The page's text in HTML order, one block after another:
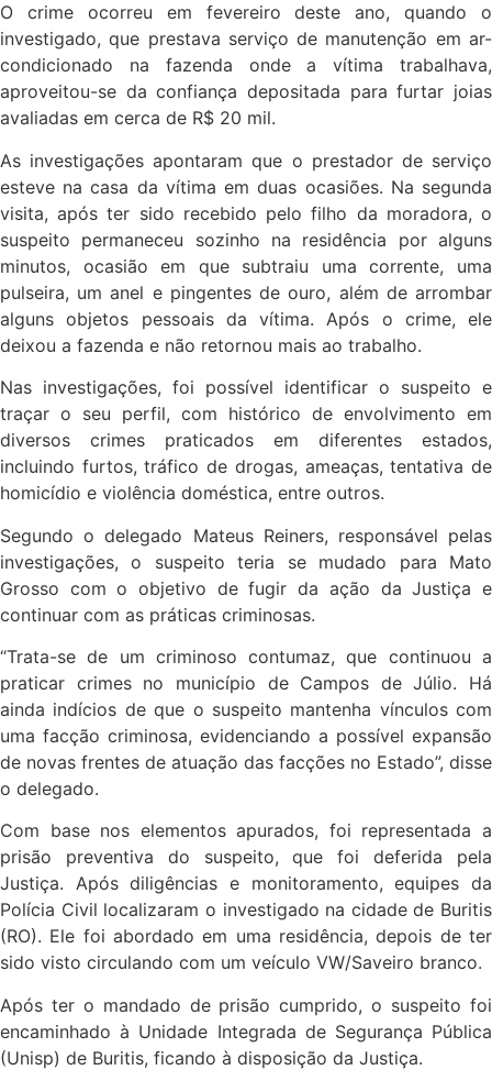
O crime ocorreu em fevereiro deste ano, quando o
investigado, que prestava serviço de manutenção em ar-
condicionado na fazenda onde a vítima trabalhava,
aproveitou-se da confiança depositada para furtar joias
avaliadas em cerca de R$ 20 mil.
As investigações apontaram que o prestador de serviço
esteve na casa da vítima em duas ocasiões. Na segunda
visita, após ter sido recebido pelo filho da moradora, o
suspeito permaneceu sozinho na residência por alguns
minutos, ocasião em que subtraiu uma corrente, uma
pulseira, um anel e pingentes de ouro, além de arrombar
alguns objetos pessoais da vítima. Após o crime, ele
deixou a fazenda e não retornou mais ao trabalho.
Nas investigações, foi possível identificar o suspeito e
traçar o seu perfil, com histórico de envolvimento em
diversos crimes praticados em diferentes estados,
incluindo furtos, tráfico de drogas, ameaças, tentativa de
homicídio e violência doméstica, entre outros.
Segundo o delegado Mateus Reiners, responsável pelas
investigações, o suspeito teria se mudado para Mato
Grosso com o objetivo de fugir da ação da Justiça e
continuar com as práticas criminosas.
“Trata-se de um criminoso contumaz, que continuou a
praticar crimes no município de Campos de Júlio. Há
ainda indícios de que o suspeito mantenha vínculos com
uma facção criminosa, evidenciando a possível expansão
de novas frentes de atuação das facções no Estado”, disse
o delegado.
Com base nos elementos apurados, foi representada a
prisão preventiva do suspeito, que foi deferida pela
Justiça. Após diligências e monitoramento, equipes da
Polícia Civil localizaram o investigado na cidade de Buritis
(RO). Ele foi abordado em uma residência, depois de ter
sido visto circulando com um veículo VW/Saveiro branco.
Após ter o mandado de prisão cumprido, o suspeito foi
encaminhado à Unidade Integrada de Segurança Pública
(Unisp) de Buritis, ficando à disposição da Justiça.